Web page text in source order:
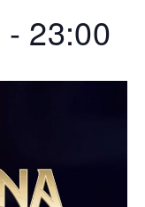
- 23:00